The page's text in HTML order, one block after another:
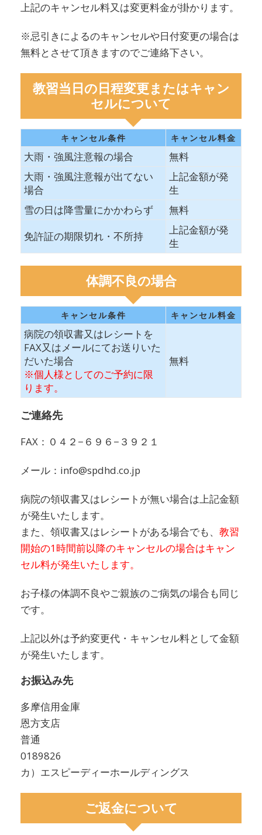
上記のキャンセル料又は変更料金が掛かります。
※忌引きによるのキャンセルや日付変更の場合は
無料とさせて頂きますのでご連絡下さい。
教習当日の日程変更またはキャン
セルについて
キャンセル条件 キャンセル料金
大雨・強風注意報の場合
無料
大雨・強風注意報が出てない
場合
上記金額が発
生
雪の日は降雪量にかかわらず
無料
免許証の期限切れ・不所持
上記金額が発
生
体調不良の場合
キャンセル条件 キャンセル料金
病院の領収書又はレシートを
FAX又はメールにてお送りいた
だいた場合
※個人様としてのご予約に限
ります。
無料
ご連絡先
FAX：０４２−６９６−３９２１
メール：info@spdhd.co.jp
病院の領収書又はレシートが無い場合は上記金額
が発生いたします。
また、領収書又はレシートがある場合でも、 教習
開始の1時間前以降のキャンセルの場合はキャン
セル料が発生いたします。
お子様の体調不良やご親族のご病気の場合も同じ
です。
上記以外は予約変更代・キャンセル料として金額
が発生いたします。
お振込み先
多摩信用金庫
恩方支店
普通
0189826
カ）エスピーディーホールディングス
ご返金について